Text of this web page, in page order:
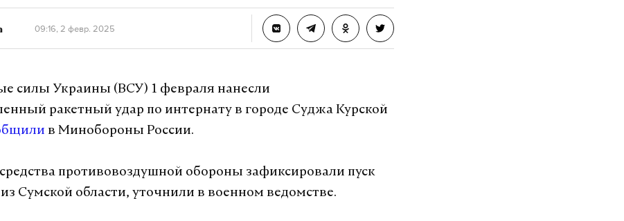
09:16, 2 февр. 2025
силы Украины (ВСУ) 1 февраля нанесли
ракетный удар по интернату в городе Суджа Курской
в Минобороны России.
противовоздушной обороны зафиксировали пуск
Сумской области, уточнили в военном ведомстве.